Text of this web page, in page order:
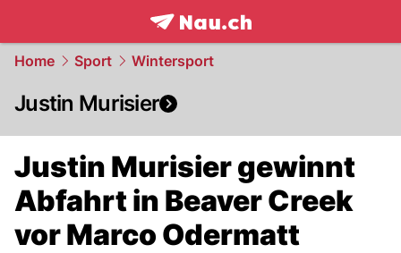
frontpage.NAU.ch
Home Sport Wintersport
Justin Murisier
Justin Murisier gewinnt
Abfahrt in Beaver Creek
vor Marco Odermatt